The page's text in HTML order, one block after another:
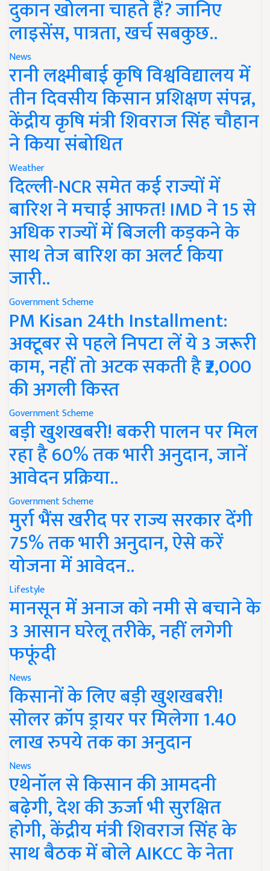
दुकान खोलना चाहते हैं? जानिए
लाइसेंस, पात्रता, खर्च सबकुछ..
News
रानी लक्ष्मीबाई कृषि विश्वविद्यालय में
तीन दिवसीय किसान प्रशिक्षण संपन्न,
केंद्रीय कृषि मंत्री शिवराज सिंह चौहान
ने किया संबोधित
Weather
दिल्ली-NCR समेत कई राज्यों में
बारिश ने मचाई आफत! IMD ने 15 से
अधिक राज्यों में बिजली कड़कने के
साथ तेज बारिश का अलर्ट किया
जारी..
Government Scheme
PM Kisan 24th Installment:
अक्टूबर से पहले निपटा लें ये 3 जरूरी
काम, नहीं तो अटक सकती है ₹2,000
की अगली किस्त
Government Scheme
बड़ी खुशखबरी! बकरी पालन पर मिल
रहा है 60% तक भारी अनुदान, जानें
आवेदन प्रक्रिया..
Government Scheme
मुर्रा भैंस खरीद पर राज्य सरकार देंगी
75% तक भारी अनुदान, ऐसे करें
योजना में आवेदन..
Lifestyle
मानसून में अनाज को नमी से बचाने के
3 आसान घरेलू तरीके, नहीं लगेगी
फफूंदी
News
किसानों के लिए बड़ी खुशखबरी!
सोलर क्रॉप ड्रायर पर मिलेगा 1.40
लाख रुपये तक का अनुदान
News
एथेनॉल से किसान की आमदनी
बढ़ेगी, देश की ऊर्जा भी सुरक्षित
होगी, केंद्रीय मंत्री शिवराज सिंह के
साथ बैठक में बोले AIKCC के नेता